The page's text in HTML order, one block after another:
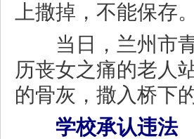
上撒掉，不能保存。
当日，兰州市青
历丧女之痛的老人
的骨灰，撒入桥下
学校承认违法